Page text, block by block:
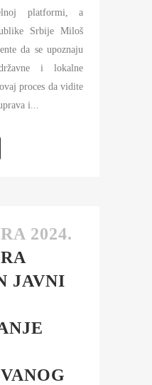
platformi, a
Srbije Miloš
da se upoznaju
i lokalne
proces da vidite
i...
2024.
JAVNI